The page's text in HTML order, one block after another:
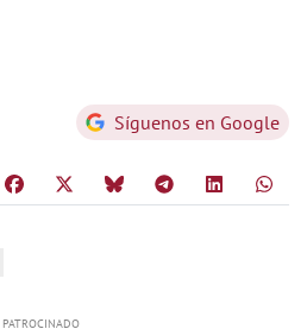
Síguenos en Google